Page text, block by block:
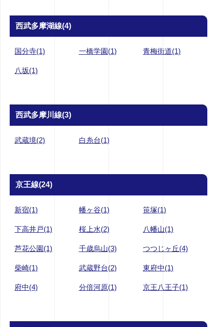
西武多摩湖線(4)
国分寺(1) 一橋学園(1) 青梅街道(1)
八坂(1)
西武多摩川線(3)
武蔵境(2) 白糸台(1)
京王線(24)
新宿(1) 幡ヶ谷(1) 笹塚(1)
下高井戸(1) 桜上水(2) 八幡山(1)
芦花公園(1) 千歳烏山(3) つつじヶ丘(4)
柴崎(1) 武蔵野台(2) 東府中(1)
府中(4) 分倍河原(1) 京王八王子(1)